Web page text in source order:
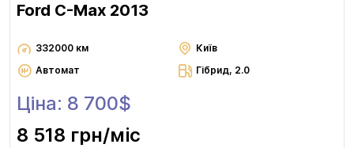
Ford C-Max 2013
332000 км
Київ
Автомат
Гібрид, 2.0
Ціна: 8 700$
8 518 грн/міс